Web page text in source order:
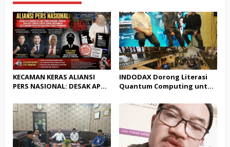
KECAMAN KERAS ALIANSI
PERS NASIONAL: DESAK APH
TERHADAP JURNALIS DAN
USUT TUNTAS GURITA
PUNGLI BERJAMAAH SERTA
DUGAAN KETERLIBATAN
KEPALA DINAS PENDIDIKAN
INDODAX Dorong Literasi
Quantum Computing untuk
Blockchain